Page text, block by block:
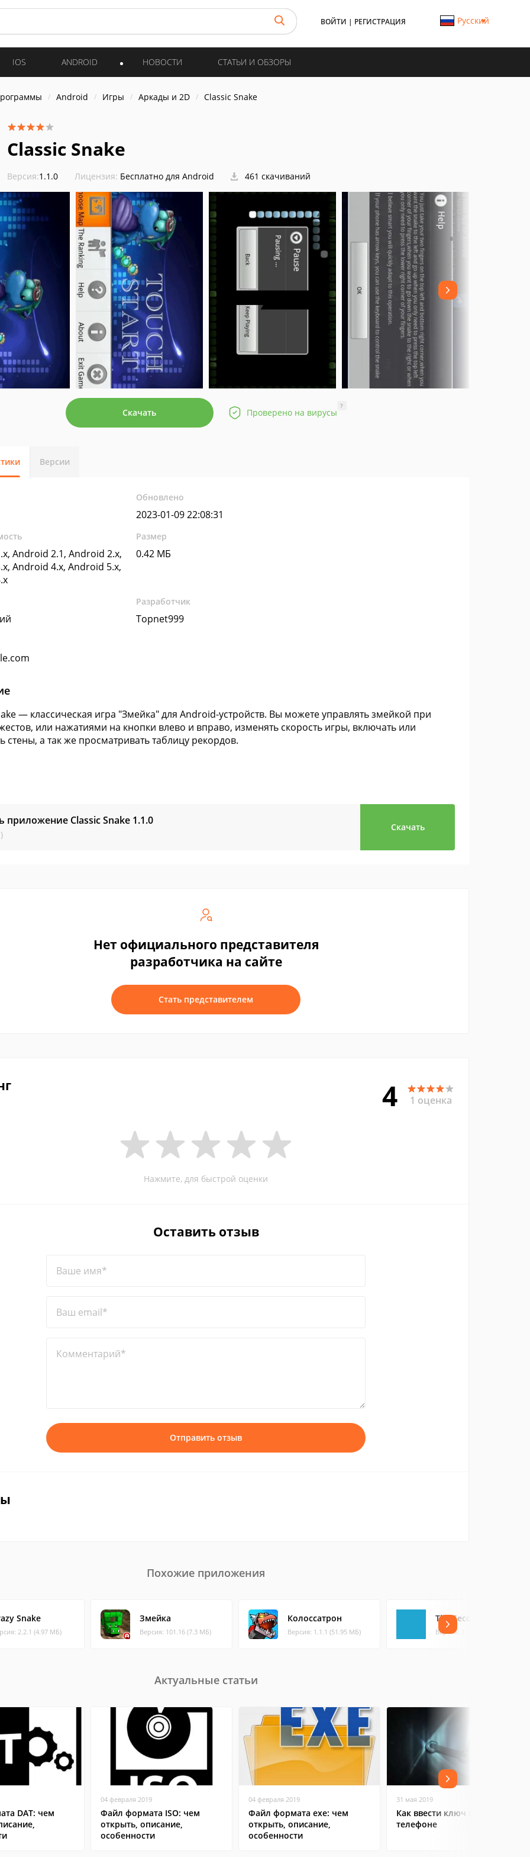
ВОЙТИ | РЕГИСТРАЦИЯ Русский
IOS ANDROID НОВОСТИ СТАТЬИ И ОБЗОРЫ
Android Игры Аркады и 2D Classic Snake
Classic Snake
Версия:1.1.0 Лицензия: Бесплатно для Android 461 скачиваний
Скачать Проверено на вирусы
?
Версии
Обновлено
2023-01-09 22:08:31
Android 2.1, Android 2.x,
Android 4.x, Android 5.x,
Размер
0.42 МБ
Разработчик
Topnet999
— классическая игра "Змейка" для Android-устройств. Вы можете управлять змейкой при
или нажатиями на кнопки влево и вправо, изменять скорость игры, включать или
стены, а так же просматривать таблицу рекордов.
приложение Classic Snake 1.1.0
Скачать
Нет официального представителя
разработчика на сайте
Стать представителем
4 1 оценка
Нажмите, для быстрой оценки
Оставить отзыв
Ваше имя*
Ваш email*
Комментарий*
Отправить отзыв
Похожие приложения
Snake
2.2.1 (4.97 МБ)
Змейка
Версия: 101.16 (7.3 МБ)
Колоссатрон
Версия: 1.1.1 (51.95 МБ)
The Second
Версия: 1.0.2 (0.37 МБ)
Актуальные статьи
DAT: чем
04 февраля 2019
Файл формата ISO: чем
открыть, описание,
особенности
04 февраля 2019
Файл формата exe: чем
открыть, описание,
особенности
31 мая 2019
Как ввести ключ в Steam на
телефоне